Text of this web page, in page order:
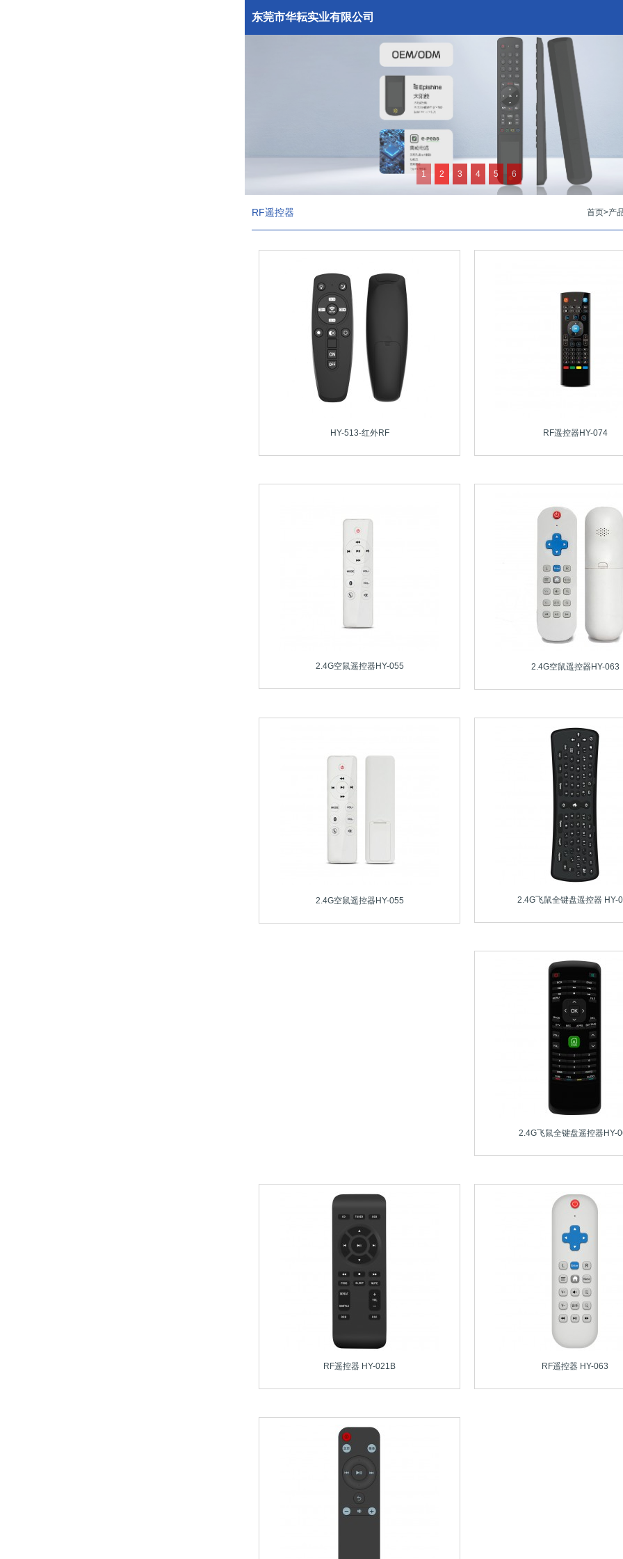
东莞市华耘实业有限公司
1 2 3 4 5 6
RF遥控器 首页>产
HY-513-红外RF RF遥控器HY-074
2.4G空鼠遥控器HY-055 2.4G空鼠遥控器HY-063
2.4G空鼠遥控器HY-055 2.4G飞鼠全键盘遥控器 HY-
2.4G飞鼠全键盘遥控器HY-
RF遥控器 HY-021B RF遥控器 HY-063